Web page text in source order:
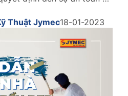
cháy hãng nào tốt?
Thuật Jymec18-01-2023